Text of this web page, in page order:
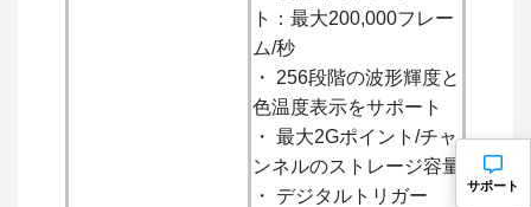
ト：最大200,000フレー
ム/秒
・ 256段階の波形輝度と
色温度表示をサポート
・ 最大2Gポイント/チャ
ンネルのストレージ容量
・ デジタルトリガー
サポート